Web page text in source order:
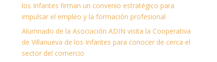
los Infantes firman un convenio estratégico para
impulsar el empleo y la formación profesional
Alumnado de la Asociación ADIN visita la Cooperativa
de Villanueva de los Infantes para conocer de cerca el
sector del comercio